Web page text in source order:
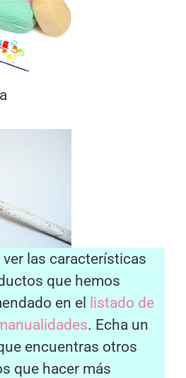
las características
que hemos
en el
listado de
. Echa un
encuentras otros
que hacer más